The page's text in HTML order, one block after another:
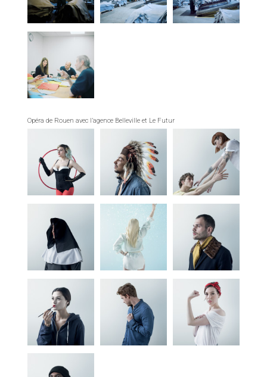
Opéra de Rouen avec l’agence Belleville et Le Futur